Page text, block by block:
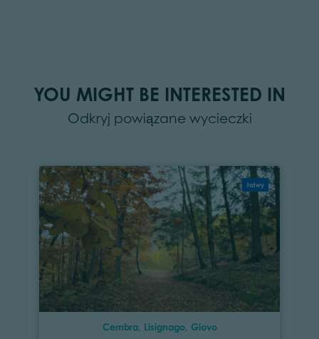
YOU MIGHT BE INTERESTED IN
Odkryj powiązane wycieczki
łatwy
Cembra, Lisignago, Giovo